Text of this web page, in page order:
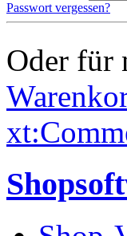
Passwort vergessen?
Oder für